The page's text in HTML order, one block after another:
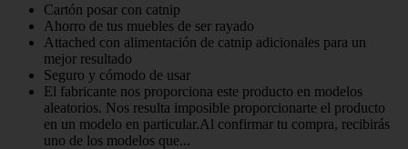
Cartón posar con catnip
Ahorro de tus muebles de ser rayado
Attached con alimentación de catnip adicionales para un
mejor resultado
Seguro y cómodo de usar
El fabricante nos proporciona este producto en modelos
aleatorios. Nos resulta imposible proporcionarte el producto
en un modelo en particular.Al confirmar tu compra, recibirás
uno de los modelos que...